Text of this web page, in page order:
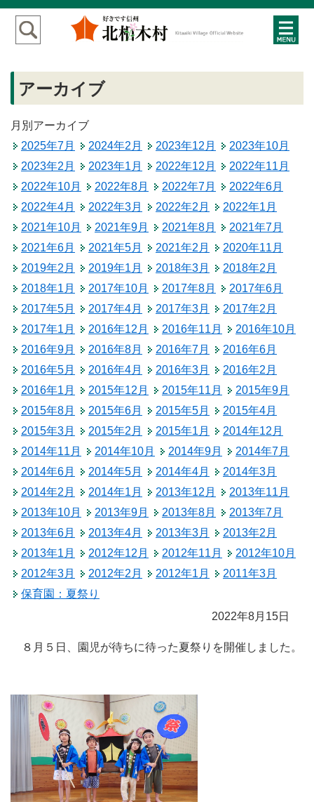
アーカイブ
月別アーカイブ
2025年7月
2024年2月 2023年12月
2023年10月
2023年2月
2023年1月 2022年12月
2022年11月
2022年10月
2022年8月 2022年7月
2022年6月
2022年4月
2022年3月 2022年2月
2022年1月
2021年10月
2021年9月 2021年8月
2021年7月
2021年6月
2021年5月 2021年2月
2020年11月
2019年2月
2019年1月 2018年3月
2018年2月
2018年1月
2017年10月 2017年8月
2017年6月
2017年5月
2017年4月 2017年3月
2017年2月
2017年1月
2016年12月 2016年11月
2016年10月
2016年9月
2016年8月 2016年7月
2016年6月
2016年5月
2016年4月 2016年3月
2016年2月
2016年1月
2015年12月 2015年11月
2015年9月
2015年8月
2015年6月 2015年5月
2015年4月
2015年3月
2015年2月 2015年1月
2014年12月
2014年11月
2014年10月 2014年9月
2014年7月
2014年6月
2014年5月 2014年4月
2014年3月
2014年2月
2014年1月 2013年12月
2013年11月
2013年10月
2013年9月 2013年8月
2013年7月
2013年6月
2013年4月 2013年3月
2013年2月
2013年1月
2012年12月 2012年11月
2012年10月
2012年3月
2012年2月 2012年1月
2011年3月
保育園：夏祭り
2022年8月15日
８月５日、園児が待ちに待った夏祭りを開催しました。